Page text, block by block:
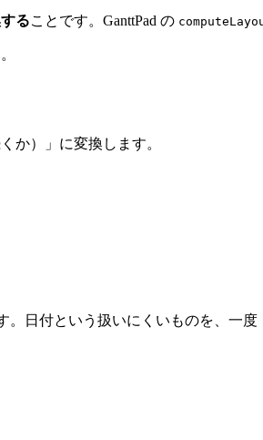
ることです。GanttPad の
か）」に変換します。
。日付という扱いにくいものを、一